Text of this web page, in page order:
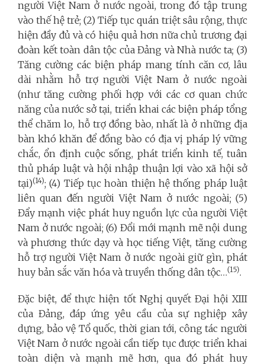
người Việt Nam ở nước ngoài, trong đó tập trung
vào thế hệ trẻ; (2) Tiếp tục quán triệt sâu rộng, thực
hiện đầy đủ và có hiệu quả hơn nữa chủ trương đại
đoàn kết toàn dân tộc của Đảng và Nhà nước ta; (3)
Tăng cường các biện pháp mang tính căn cơ, lâu
dài nhằm hỗ trợ người Việt Nam ở nước ngoài
(như tăng cường phối hợp với các cơ quan chức
năng của nước sở tại, triển khai các biện pháp tổng
thể chăm lo, hỗ trợ đồng bào, nhất là ở những địa
bàn khó khăn để đồng bào có địa vị pháp lý vững
chắc, ổn định cuộc sống, phát triển kinh tế, tuân
thủ pháp luật và hội nhập thuận lợi vào xã hội sở
tại)(14); (4) Tiếp tục hoàn thiện hệ thống pháp luật
liên quan đến người Việt Nam ở nước ngoài; (5)
Đẩy mạnh việc phát huy nguồn lực của người Việt
Nam ở nước ngoài; (6) Đổi mới mạnh mẽ nội dung
và phương thức dạy và học tiếng Việt, tăng cường
hỗ trợ người Việt Nam ở nước ngoài giữ gìn, phát
huy bản sắc văn hóa và truyền thống dân tộc…(15).
Đặc biệt, để thực hiện tốt Nghị quyết Đại hội XIII
của Đảng, đáp ứng yêu cầu của sự nghiệp xây
dựng, bảo vệ Tổ quốc, thời gian tới, công tác người
Việt Nam ở nước ngoài cần tiếp tục được triển khai
toàn diện và mạnh mẽ hơn, qua đó phát huy